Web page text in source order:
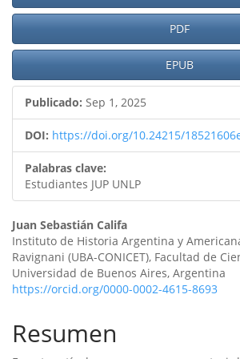
lateral
del
artículo
PDF
EPUB
Publicado: Sep 1, 2025
DOI: https://doi.org/10.24215/
Palabras clave:
Estudiantes JUP UNLP
Contenido
principal
del
Juan Sebastián Califa
Instituto de Historia Argentina y
Ravignani (UBA-CONICET), Facultad de
Universidad de Buenos Aires, Argentina
https://orcid.org/0000-0002-4615-8693
Resumen